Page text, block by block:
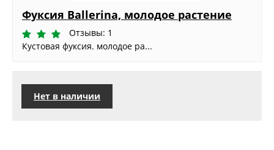
Фуксия Ballerina, молодое растение
Отзывы: 1
Кустовая фуксия. молодое ра...
Нет в наличии